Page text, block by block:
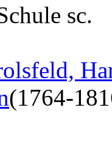
sc.
(1764-